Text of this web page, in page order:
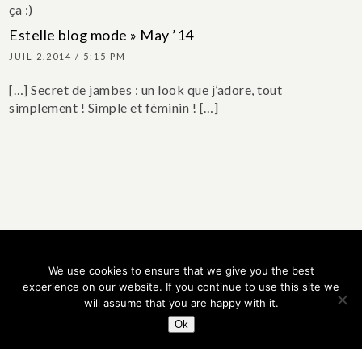
ça :)
Estelle blog mode » May ’14
JUIL 2.2014 / 5:15 PM
[…] Secret de jambes : un look que j’adore, tout
simplement ! Simple et féminin ! […]
Rechercher
Rechercher
We use cookies to ensure that we give you the best
experience on our website. If you continue to use this site we
will assume that you are happy with it.
Ok